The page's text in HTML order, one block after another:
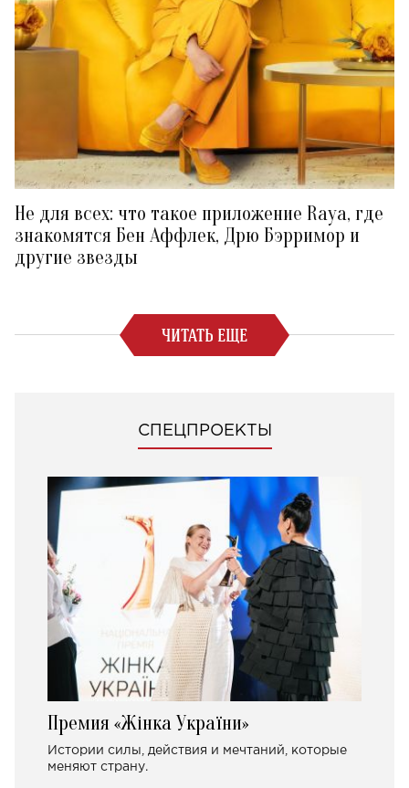
Не для всех: что такое приложение Raya, где
знакомятся Бен Аффлек, Дрю Бэрримор и
другие звезды
ЧИТАТЬ ЕЩЕ
СПЕЦПРОЕКТЫ
Премия «Жінка України»
Истории силы, действия и мечтаний, которые
меняют страну.